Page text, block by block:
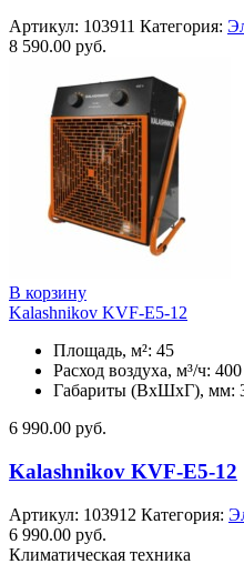
Артикул: 103911 Категория:
8 590.00 руб.
В корзину
Kalashnikov KVF-E5-12
Площадь, м²: 45
Расход воздуха, м³/ч: 400
Габариты (ВхШхГ), мм:
6 990.00 руб.
Kalashnikov KVF-E5-12
Артикул: 103912 Категория:
6 990.00 руб.
Климатическая техника